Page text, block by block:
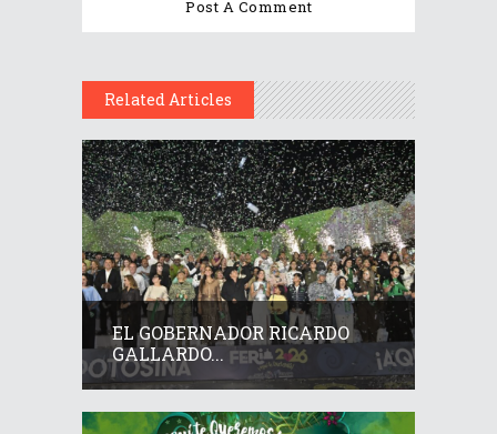
Related Articles
EL GOBERNADOR RICARDO
GALLARDO...